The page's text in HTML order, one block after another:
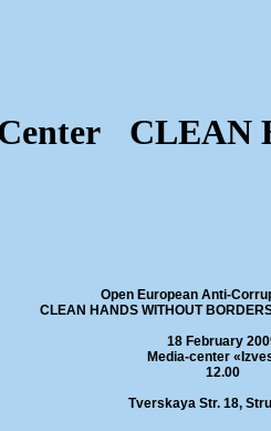
CLEAN
Open European Anti-
CLEAN HANDS WITHOUT
18 February
Media-center
12.00
Tverskaya Str. 18,